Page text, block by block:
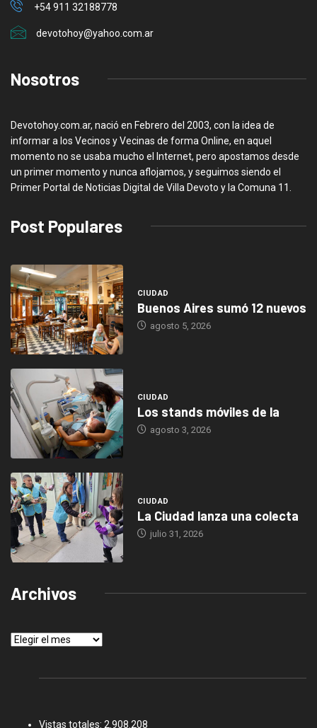
+54 911 32188778
devotohoy@yahoo.com.ar
Nosotros
Devotohoy.com.ar, nació en Febrero del 2003, con la idea de
informar a los Vecinos y Vecinas de forma Online, en aquel
momento no se usaba mucho el Internet, pero apostamos desde
un primer momento y nunca aflojamos, y seguimos siendo el
Primer Portal de Noticias Digital de Villa Devoto y la Comuna 11.
Post Populares
CIUDAD
Buenos Aires sumó 12 nuevos
agosto 5, 2026
CIUDAD
Los stands móviles de la
agosto 3, 2026
CIUDAD
La Ciudad lanza una colecta
julio 31, 2026
Archivos
Archivos
Vistas totales: 2.908.208